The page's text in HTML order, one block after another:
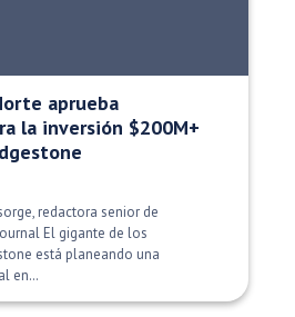
aprueba
la inversión $200M+
redactora senior de
El gigante de los
está planeando una
en…